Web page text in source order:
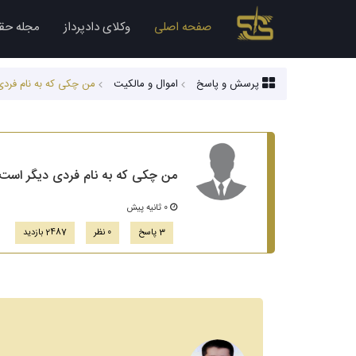
صفحه اصلی وکلای دادپرداز مجله
پرسش و پاسخ اموال و مالکیت من چکی که به نام
من چکی که به نام فردی دیگر است
0 ثانیه پیش
3 پاسخ
0 نظر 2487 بازدید